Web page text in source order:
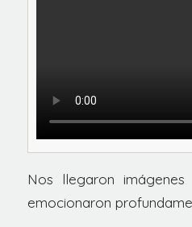
Nos llegaron
emocionaron